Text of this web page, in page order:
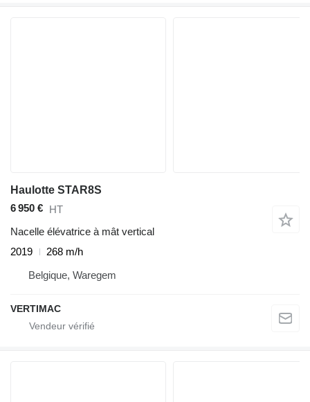
Haulotte STAR8S
6 950 € HT
Nacelle élévatrice à mât vertical
2019
268 m/h
Belgique, Waregem
VERTIMAC